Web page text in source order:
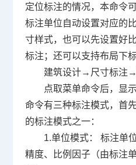
定位标注的情况，本命令
标注单位自动设置对应的
寸样式，也可以先设置好
标注；还可以支持布局下
建筑设计→尺寸标注
点取菜单命令后，显
命令有三种标注模式，首
的标注模式之一：
1.单位模式： 标注单
精度、比例因子（由标注